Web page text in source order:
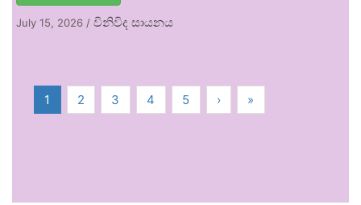
July 15, 2026 / විනිවිද සායනය
1 2 3 4 5 › »